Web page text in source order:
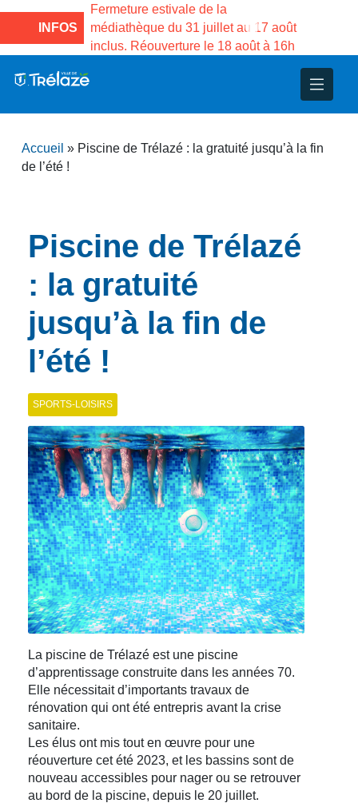
INFOS
estivale de la
du 31 juillet au 17 août
le 18 août à 16h
Fermeture estivale de la Maison
Services publics Vasco de Gama
3 au 21 août
et d’animations
Projets
– Jumelage
Accueil » Piscine de Trélazé : la gratuité jusqu’à la fin
de l’été !
Piscine de Trélazé
: la gratuité
jusqu’à la fin de
l’été !
SPORTS-LOISIRS
La piscine de Trélazé est une piscine
d’apprentissage construite dans les années 70.
Elle nécessitait d’importants travaux de
rénovation qui ont été entrepris avant la crise
sanitaire.
Les élus ont mis tout en œuvre pour une
réouverture cet été 2023, et les bassins sont de
nouveau accessibles pour nager ou se retrouver
au bord de la piscine, depuis le 20 juillet.